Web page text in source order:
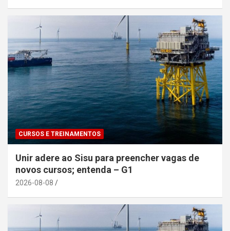
CURSOS E TREINAMENTOS
Unir adere ao Sisu para preencher vagas de
novos cursos; entenda – G1
2026-08-08